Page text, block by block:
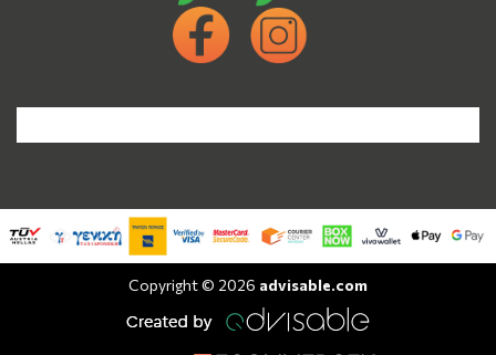
Copyright © 2026 advisable.com